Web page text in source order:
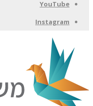
YouTube
Instagram